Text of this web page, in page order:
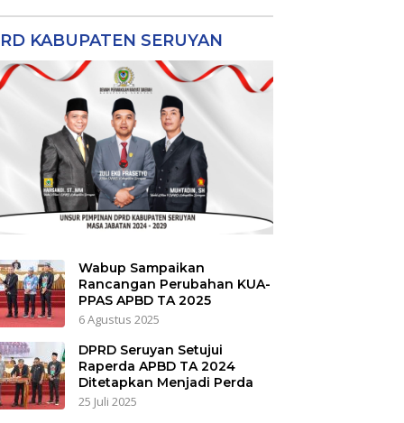
KABUPATEN SERUYAN
Wabup Sampaikan
Rancangan Perubahan KUA-
PPAS APBD TA 2025
6 Agustus 2025
DPRD Seruyan Setujui
Raperda APBD TA 2024
Ditetapkan Menjadi Perda
25 Juli 2025